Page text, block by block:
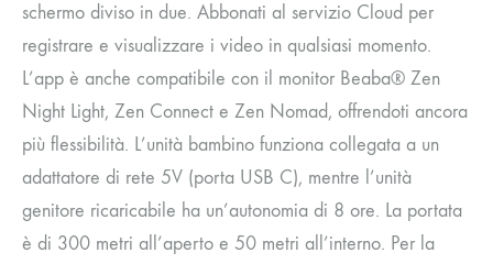
schermo diviso in due. Abbonati al servizio Cloud per
registrare e visualizzare i video in qualsiasi momento.
L’app è anche compatibile con il monitor Beaba® Zen
Night Light, Zen Connect e Zen Nomad, offrendoti ancora
più flessibilità. L’unità bambino funziona collegata a un
adattatore di rete 5V (porta USB C), mentre l’unità
genitore ricaricabile ha un’autonomia di 8 ore. La portata
è di 300 metri all’aperto e 50 metri all’interno. Per la